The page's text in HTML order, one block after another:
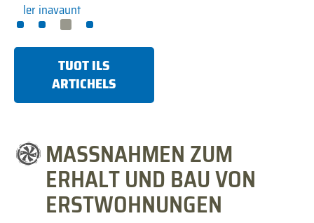
ler inavaunt
TUOT ILS
ARTICHELS
MASSNAHMEN ZUM
ERHALT UND BAU VON
ERSTWOHNUNGEN